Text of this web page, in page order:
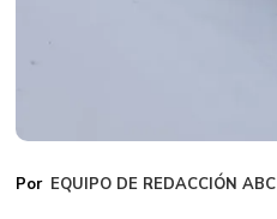
EQUIPO DE REDACCIÓN ABC